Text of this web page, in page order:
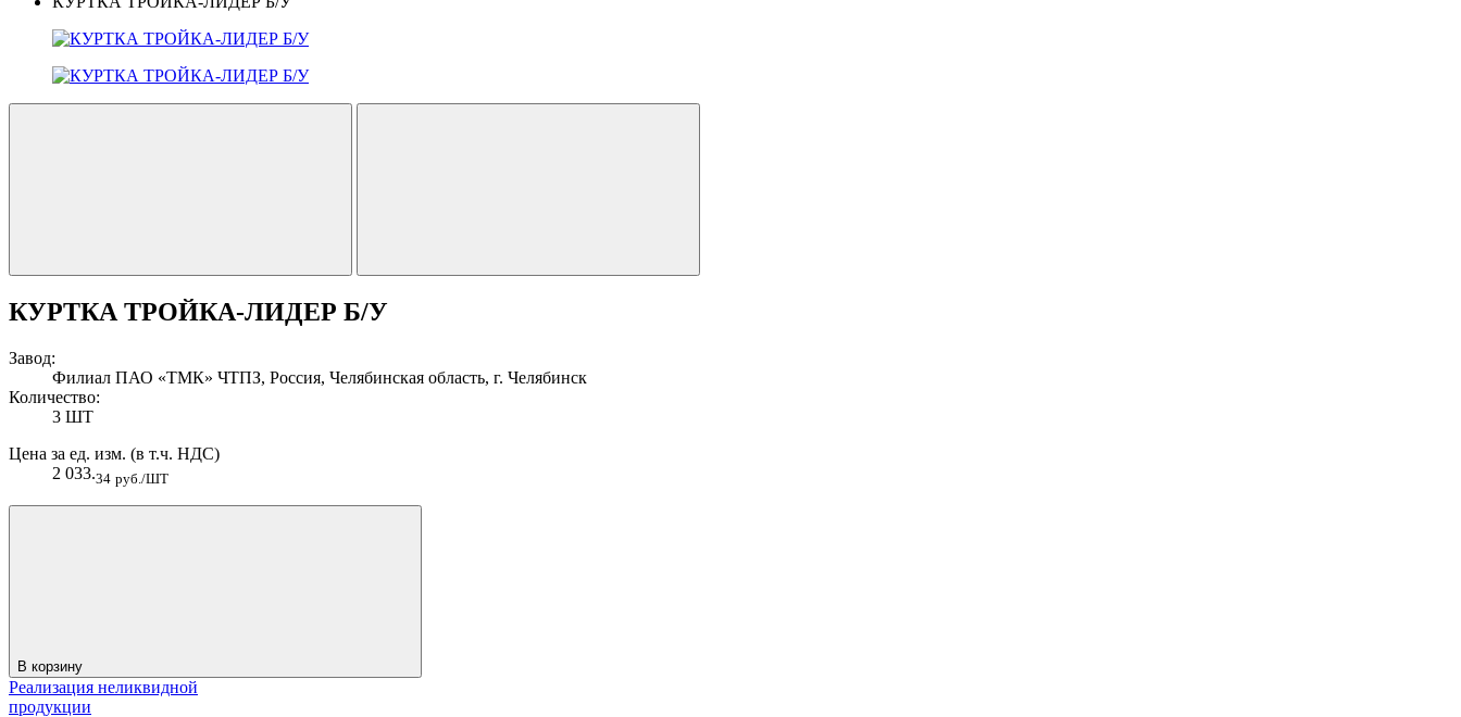
КУРТКА ТРОЙКА-ЛИДЕР Б/У
Завод:
Филиал ПАО «ТМК» ЧТПЗ, Россия, Челябинская область, г. Челябинск
Количество:
3 ШТ
Цена за ед. изм. (в т.ч. НДС)
2 033.34 руб./ШТ
В корзину
Реализация неликвидной
продукции